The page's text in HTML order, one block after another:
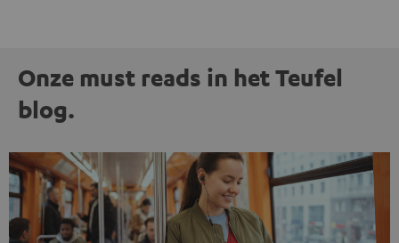
Onze must reads in het Teufel
blog.